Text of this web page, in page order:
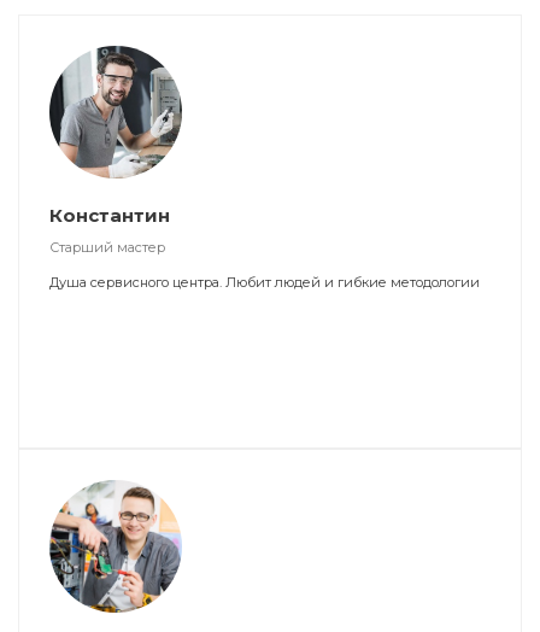
Константин
Старший мастер
Душа сервисного центра. Любит людей и гибкие методологии